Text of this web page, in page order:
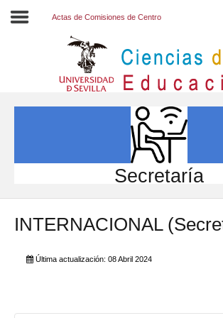
INVESTIGACIÓN
INTERNACIONAL
Directorio FCCE
Actas de Comisiones de Centro
Secretaría
INTERNACIONAL
Última actualización: 08 Abril 2024